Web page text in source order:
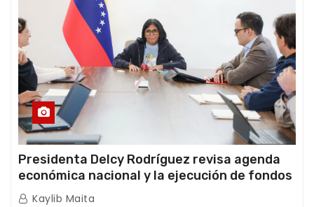
Presidenta Delcy Rodríguez revisa agenda
económica nacional y la ejecución de fondos
de emergencia post-sismos
Kaylib Maita